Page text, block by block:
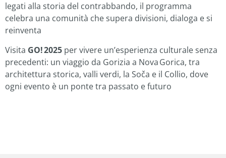
legati alla storia del contrabbando, il programma
celebra una comunità che supera divisioni, dialoga e si
reinventa
Visita GO! 2025 per vivere un’esperienza culturale senza
precedenti: un viaggio da Gorizia a Nova Gorica, tra
architettura storica, valli verdi, la Soča e il Collio, dove
ogni evento è un ponte tra passato e futuro